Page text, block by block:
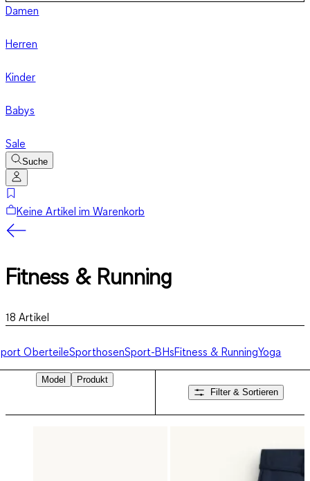
Damen
Herren
Kinder
Babys
Sale
Suche
Keine Artikel im Warenkorb
Fitness & Running
18 Artikel
OberteileSporthosenSport-BHsFitness & RunningYoga
Model
Produkt
Filter & Sortieren